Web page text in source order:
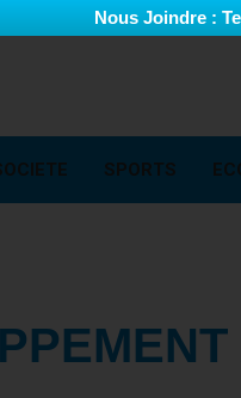
Nous Joindre :
SPORTS